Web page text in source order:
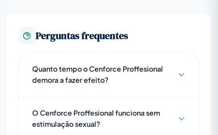
Perguntas frequentes
Quanto tempo o Cenforce Proffesional
demora a fazer efeito?
O Cenforce Proffesional funciona sem
estimulação sexual?